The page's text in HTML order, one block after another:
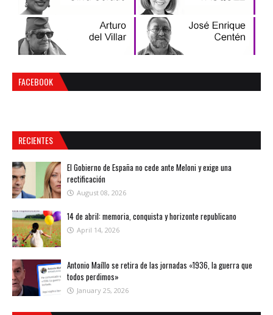
FACEBOOK
RECIENTES
El Gobierno de España no cede ante Meloni y exige una
rectificación
August 08, 2026
14 de abril: memoria, conquista y horizonte republicano
April 14, 2026
Antonio Maíllo se retira de las jornadas «1936, la guerra que
todos perdimos»
January 25, 2026